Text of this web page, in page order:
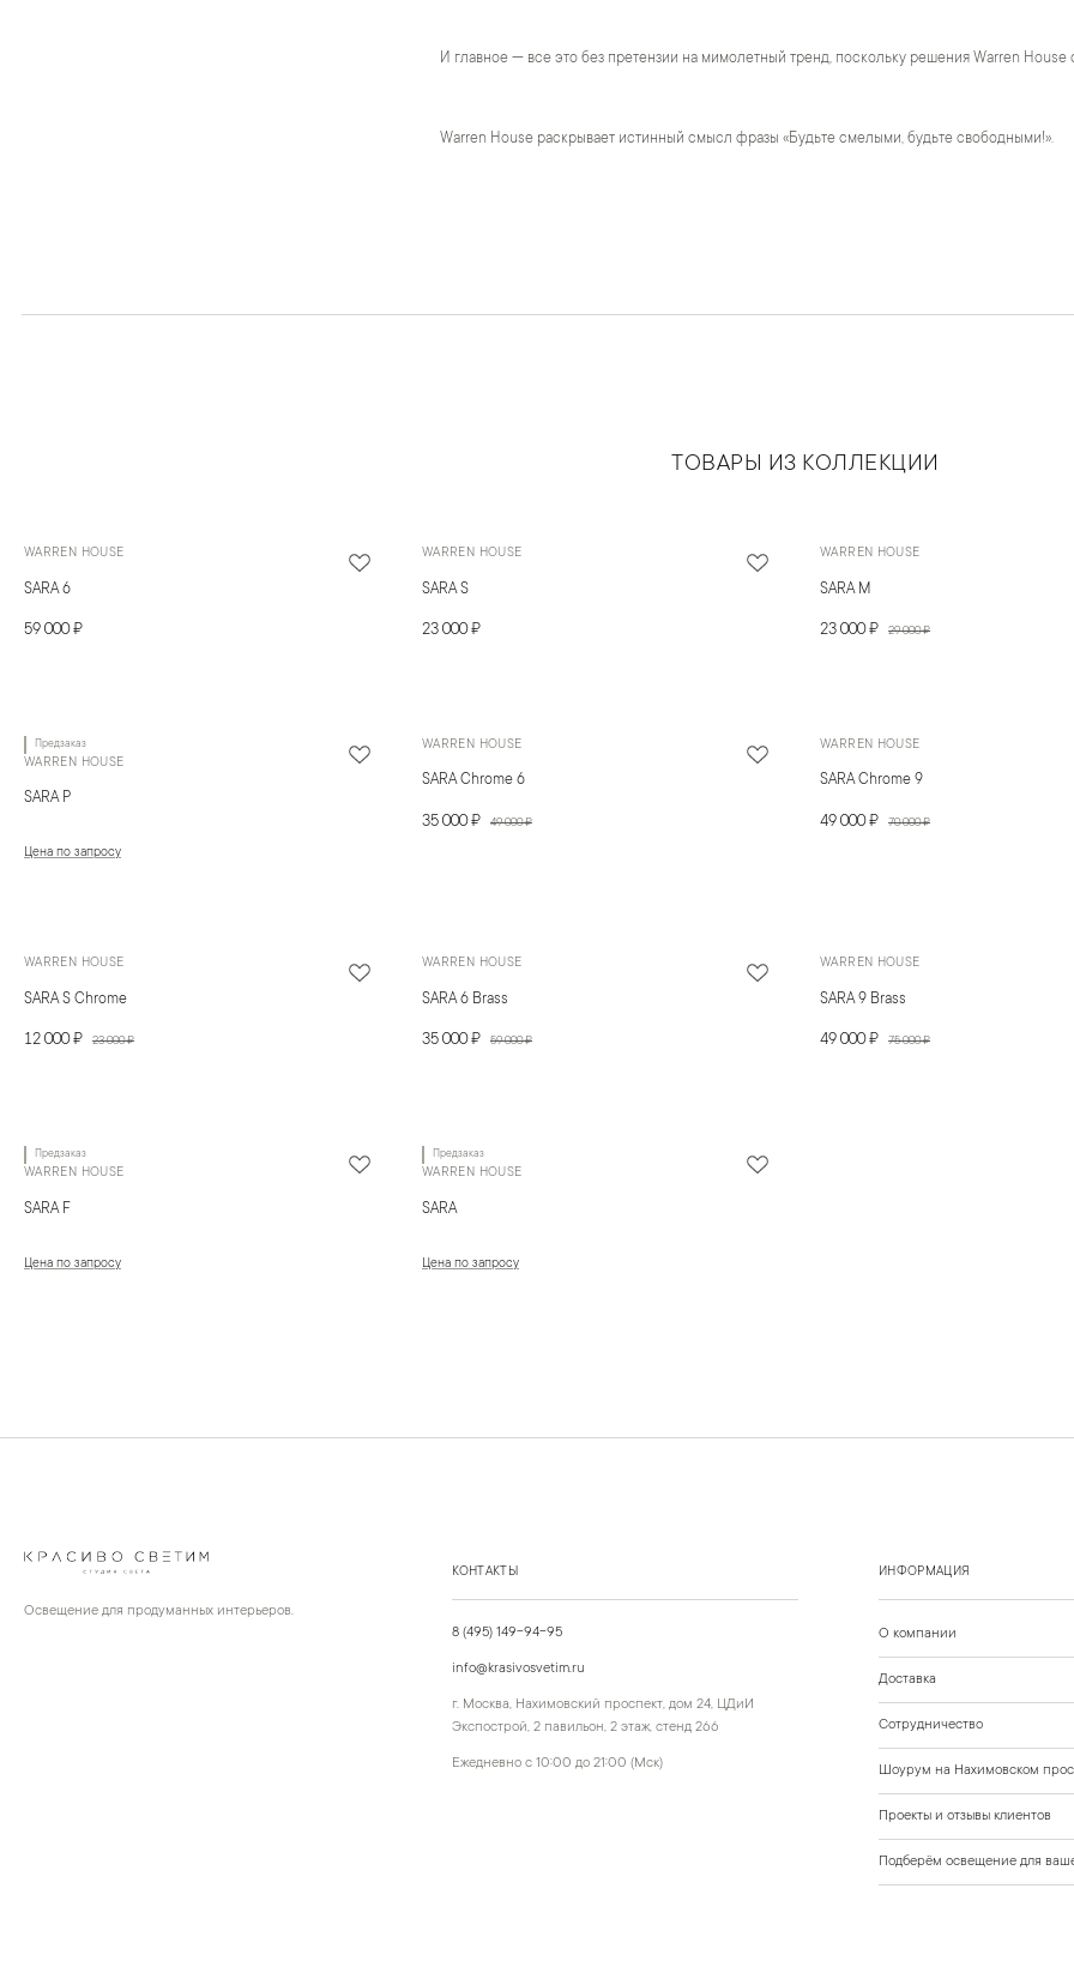
И главное — все это без претензии на мимолетный тренд, поскольку решения Warren
Warren House раскрывает истинный смысл фразы «Будьте смелыми, будьте свободными!».
ТОВАРЫ ИЗ КОЛЛЕКЦИИ
WARREN HOUSE
SARA 6
59 000 ₽
WARREN HOUSE
SARA S
23 000 ₽
WARREN HOUSE
SARA M
23 000 ₽ 29 000 ₽
Предзаказ
WARREN HOUSE
SARA P
Цена по запросу
WARREN HOUSE
SARA Chrome 6
35 000 ₽ 49 000 ₽
WARREN HOUSE
SARA Chrome 9
49 000 ₽ 70 000 ₽
WARREN HOUSE
SARA S Chrome
12 000 ₽ 23 000 ₽
WARREN HOUSE
SARA 6 Brass
35 000 ₽ 59 000 ₽
WARREN HOUSE
SARA 9 Brass
49 000 ₽ 75 000 ₽
Предзаказ
WARREN HOUSE
SARA F
Цена по запросу
Предзаказ
WARREN HOUSE
SARA
Цена по запросу
Освещение для продуманных интерьеров.
КОНТАКТЫ
8 (495) 149-94-95
info@krasivosvetim.ru
г. Москва, Нахимовский проспект, дом 24, ЦДиИ
Экспострой, 2 павильон, 2 этаж, стенд 266
Ежедневно с 10:00 до 21:00 (Мск)
ИНФОРМАЦИЯ
О компании
Доставка
Сотрудничество
Шоурум на Нахимовском
Проекты и отзывы клиентов
Подберём освещение для